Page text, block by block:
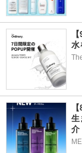
水
生
介